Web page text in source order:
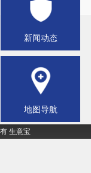
新闻动态
地图导航
生意宝